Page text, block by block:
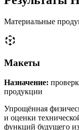
Материальные
Макеты
Назначение:
продукции
Упрощённая
и оценки
функций будущего